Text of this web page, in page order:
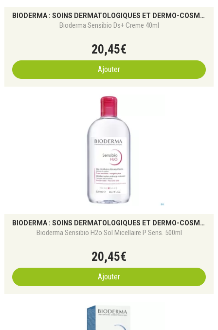
BIODERMA : SOINS DERMATOLOGIQUES ET DERMO-COSMÉTIQUES POUR TOUS LES TYPES DE PEAU
Bioderma Sensibio Ds+ Creme 40ml
20,45€
Ajouter
BIODERMA : SOINS DERMATOLOGIQUES ET DERMO-COSMÉTIQUES POUR TOUS LES TYPES DE PEAU
Bioderma Sensibio H2o Sol Micellaire P Sens. 500ml
20,45€
Ajouter